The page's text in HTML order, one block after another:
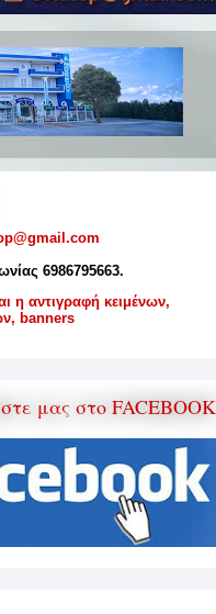
6986795663.
η αντιγραφή κειμένων,
banners
μας στο FACEBOOK